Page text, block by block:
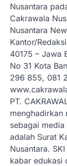
Nusantara
Cakrawala
Nusantara
Kantor/
40175 – Jawa
No 31 Kota
296 855, 081
PT.
menghadirkan
sebagai
adalah Surat
Nusantara.
kabar edukasi